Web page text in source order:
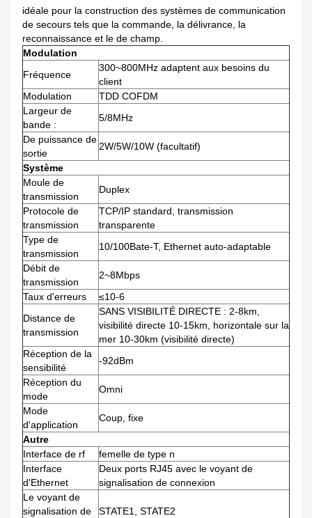
idéale pour la construction des systèmes de communication
de secours tels que la commande, la délivrance, la
reconnaissance et le de champ.
Modulation
Fréquence
300~800MHz adaptent aux besoins du
client
Modulation
TDD COFDM
Largeur de
bande :
5/8MHz
De puissance de
sortie
2W/5W/10W (facultatif)
Système
Moule de
transmission
Duplex
Protocole de
transmission
TCP/IP standard, transmission
transparente
Type de
transmission
10/100Bate-T, Ethernet auto-adaptable
Débit de
transmission
2~8Mbps
Taux d'erreurs
≤10-6
Distance de
transmission
SANS VISIBILITÉ DIRECTE : 2-8km,
visibilité directe 10-15km, horizontale sur la
mer 10-30km (visibilité directe)
Réception de la
sensibilité
-92dBm
Réception du
mode
Omni
Mode
d'application
Coup, fixe
Autre
Interface de rf
femelle de type n
Interface
d'Ethernet
Deux ports RJ45 avec le voyant de
signalisation de connexion
Le voyant de
signalisation de
STATE1, STATE2